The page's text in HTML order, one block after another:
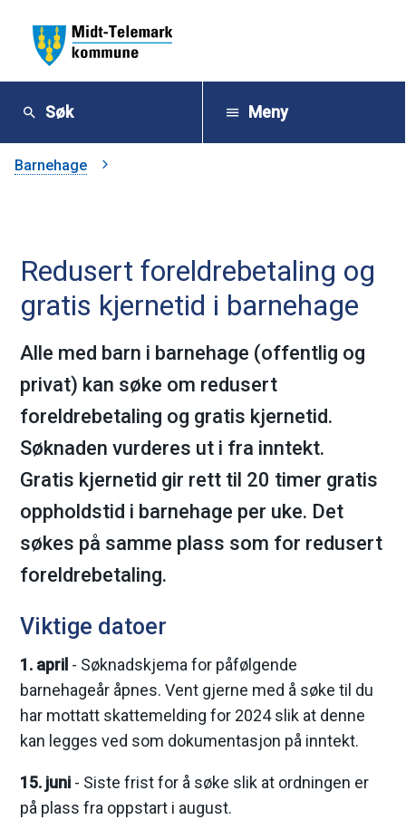
M
d
T
l
e
a
r
k
o
m
m
n
Søk Meny
Du
Barnehage
Redusert foreldrebetaling og
gratis kjernetid i barnehage
Alle med barn i barnehage (offentlig og
privat) kan søke om redusert
foreldrebetaling og gratis kjernetid.
Søknaden vurderes ut i fra inntekt.
Gratis kjernetid gir rett til 20 timer gratis
oppholdstid i barnehage per uke. Det
søkes på samme plass som for redusert
foreldrebetaling.
Viktige datoer
1. april - Søknadskjema for påfølgende
barnehageår åpnes. Vent gjerne med å søke til du
har mottatt skattemelding for 2024 slik at denne
kan legges ved som dokumentasjon på inntekt.
15. juni - Siste frist for å søke slik at ordningen er
på plass fra oppstart i august.